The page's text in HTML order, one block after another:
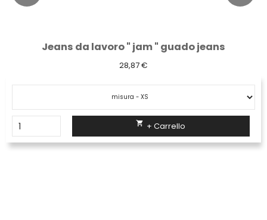
Jeans da lavoro " jam " guado jeans
28,87 €
 + Carrello